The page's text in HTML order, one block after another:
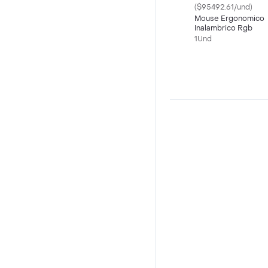
($95492.61/und)
Mouse Ergonomico
Inalambrico Rgb
1Und